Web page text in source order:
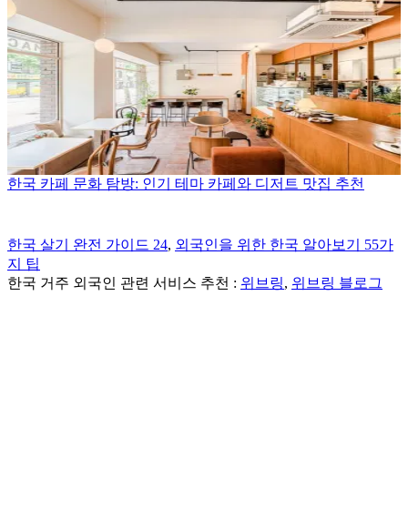
한국 카페 문화 탐방: 인기 테마 카페와 디저트 맛집 추천
한국 살기 완전 가이드 24, 외국인을 위한 한국 알아보기 55가
지 팁
한국 거주 외국인 관련 서비스 추천 : 위브링, 위브링 블로그